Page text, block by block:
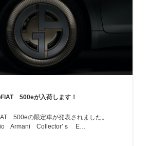
500eが入荷します！
500eの限定車が発表されました。
Armani Collector’ｓ E…